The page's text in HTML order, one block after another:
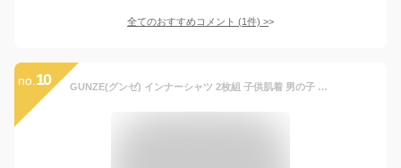
全てのおすすめコメント (1件) >
no. 10 GUNZE(グンゼ) インナーシャツ 2枚組 子供肌着 男の子 長袖 丸首 襟開き広め 秋冬シーズン 部屋干し 抗菌防臭 綿100% 2P セット組 男児